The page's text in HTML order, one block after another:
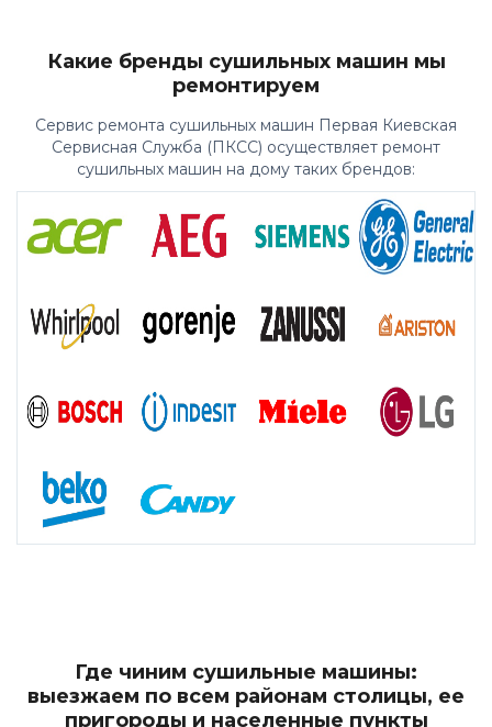
Какие бренды сушильных машин мы
ремонтируем
Сервис ремонта сушильных машин Первая Киевская
Сервисная Служба (ПКСС) осуществляет ремонт
сушильных машин на дому таких брендов:
Где чиним сушильные машины:
выезжаем по всем районам столицы, ее
пригороды и населенные пункты